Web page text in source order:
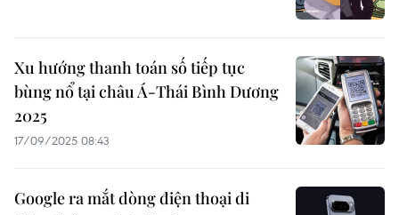
Xu hướng thanh toán số tiếp tục
bùng nổ tại châu Á-Thái Bình Dương
2025
17/09/2025 08:43
Google ra mắt dòng điện thoại di